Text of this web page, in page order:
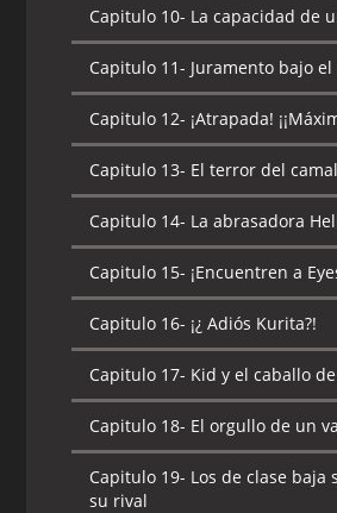
Capitulo 10- La capacidad de
Capitulo 11- Juramento bajo
Capitulo 12- ¡Atrapada!
Capitulo 13- El terror del
Capitulo 14- La abrasadora
Capitulo 15- ¡Encuentren a
Capitulo 16- ¡¿ Adiós Kurita?!
Capitulo 17- Kid y el caballo
Capitulo 18- El orgullo de un
Capitulo 19- Los de clase baja
su rival